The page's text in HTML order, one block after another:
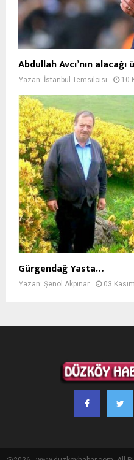
Abdullah Avcı’nın
Yazan: İstanbul Temsilcisi 10
Gürgendağ Yasta…
Yazan: Şenol Akpınar 03